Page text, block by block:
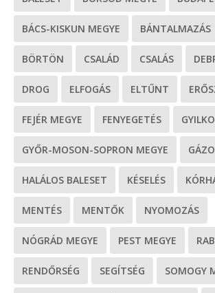
BÁCS-KISKUN MEGYE BÁNTALMAZÁS
BÖRTÖN CSALÁD CSALÁS
DROG ELFOGÁS ELTŰNT
FEJÉR MEGYE FENYEGETÉS
GYŐR-MOSON-SOPRON MEGYE
HALÁLOS BALESET KÉSELÉS
MENTÉS MENTŐK NYOMOZÁS
NÓGRÁD MEGYE PEST MEGYE
RENDŐRSÉG SEGÍTSÉG SOMOGY